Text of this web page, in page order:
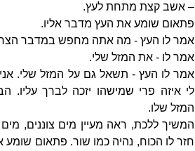
– אשב קצת מתחת לעץ.
פתאום שומע את העץ מדבר אליו.
אמר לו העץ - מה אתה מחפש במדבר
אמר לו - את המזל שלי.
אמר לו העץ - תשאל גם על המזל שלי. אני
לי איזה פרי שמישהו יזכה לברך עליו.
המזל שלו.
המשיך ללכת, ראה מעיין מים צוננים,
חזר לו הכוח, נהיה כמו שור. פתאום שומע